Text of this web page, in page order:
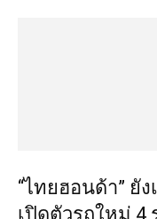
“ไทยฮอนด้า” ยั
เปิดตัวรถใหม่ 4